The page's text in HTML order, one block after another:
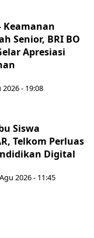
Keamanan
Senior, BRI BO
Apresiasi
- 19:08
Siswa
Telkom Perluas
Digital
2026 - 11:45